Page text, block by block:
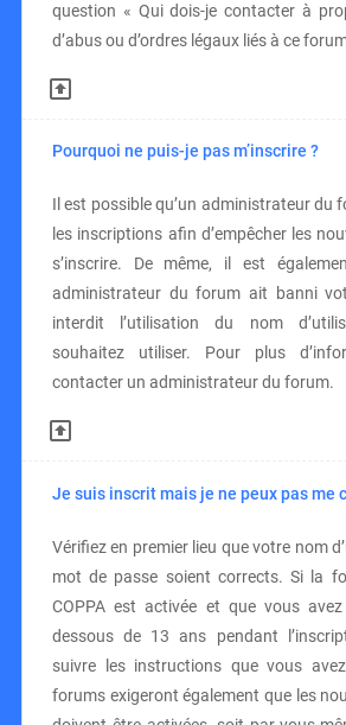
question « Qui dois-je contacter à
d’abus ou d’ordres légaux liés à ce
Pourquoi ne puis-je pas m’inscrire ?
Il est possible qu’un administrateur du
les inscriptions afin d’empêcher les
s’inscrire. De même, il est
administrateur du forum ait banni
interdit l’utilisation du nom
souhaitez utiliser. Pour plus
contacter un administrateur du forum.
Je suis inscrit mais je ne peux pas me
Vérifiez en premier lieu que votre nom
mot de passe soient corrects. Si la
COPPA est activée et que vous
dessous de 13 ans pendant
suivre les instructions que vous
forums exigeront également que les